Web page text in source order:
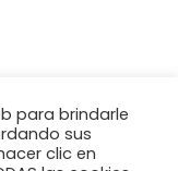
para brindarle
sus
clic en